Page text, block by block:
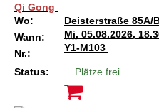
Kindertagesstätte
Kindertagesstätte
Qi Gong
Wo:
Deisterstraße 85A/
Wann:
Mi. 05.08.2026,
Nr.:
Y1-M103
Status: Plätze frei